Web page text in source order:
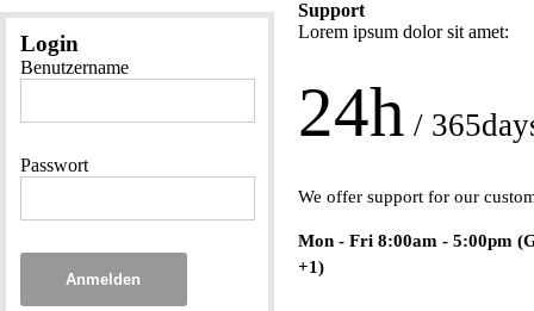
Login
Benutzername
Passwort
Anmelden
Support
Lorem ipsum dolor sit amet:
24h /
We offer support for our
Mon - Fri 8:00am - 5:00pm
+1)